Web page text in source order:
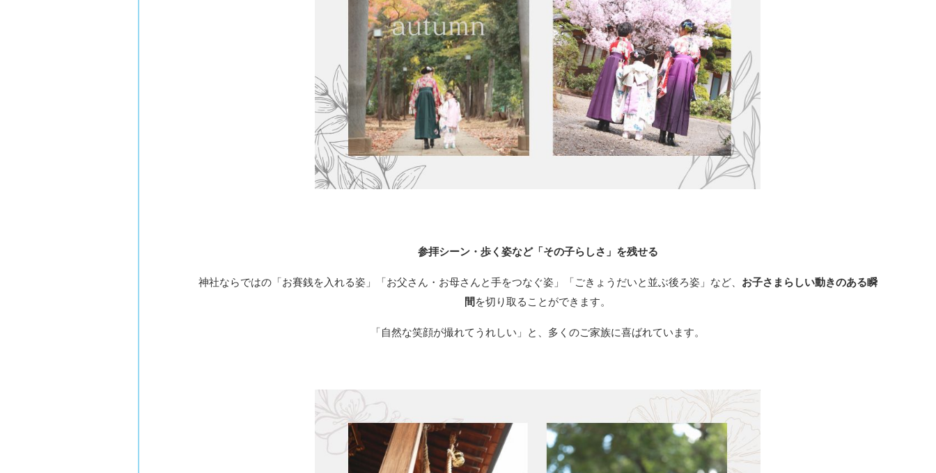
参拝シーン・歩く姿など「その子らしさ」を残せる
神社ならではの「お賽銭を入れる姿」「お父さん・お母さんと手をつなぐ姿」「ごきょうだいと並ぶ後ろ姿」など、 お子さまらしい動きのある瞬
間を切り取ることができます。
「自然な笑顔が撮れてうれしい」と、多くのご家族に喜ばれています。